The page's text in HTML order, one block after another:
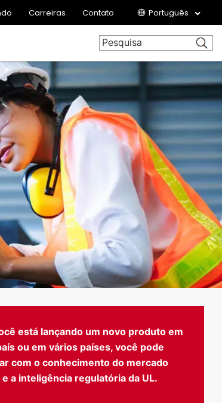
Carreiras Contato Português
Testes
está lançando um novo produto em
ou em vários países, você pode
com o conhecimento do mercado
e a inteligência regulatória da UL.